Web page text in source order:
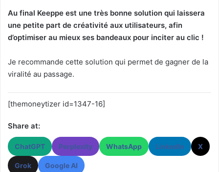
Au final Keeppe est une très bonne solution qui laissera
une petite part de créativité aux utilisateurs, afin
d’optimiser au mieux ses bandeaux pour inciter au clic !
Je recommande cette solution qui permet de gagner de la
viralité au passage.
[themoneytizer id=1347-16]
Share at:
ChatGPT Perplexity WhatsApp LinkedIn X
Grok Google AI